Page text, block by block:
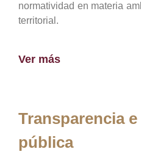
normatividad en materia
territorial.
Ver más
Transparencia
pública